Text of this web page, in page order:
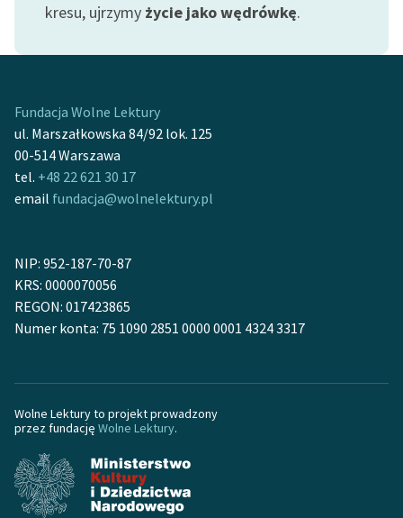
Kontakt
O projekcie
Zasady wykorzystania
Wolnych Lektur
Logotypy
Polityka prywatności
Regulamin biblioteki
Regulamin darowizn
wrażliwych
Deklaracja dostępności
kresu, ujrzymy życie jako wędrówkę.
Fundacja Wolne Lektury
ul. Marszałkowska 84/92 lok. 125
00-514 Warszawa
tel. +48 22 621 30 17
email fundacja@wolnelektury.pl
NIP: 952-187-70-87
KRS: 0000070056
REGON: 017423865
Numer konta: 75 1090 2851 0000 0001 4324 3317
Wolne Lektury to projekt prowadzony
przez fundację Wolne Lektury.